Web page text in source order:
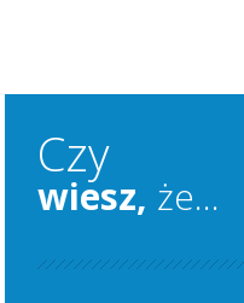
Czy
wiesz, że...